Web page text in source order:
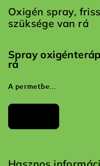
Oxigén spray,
szüksége van rá
Spray
rá
A permetbe...